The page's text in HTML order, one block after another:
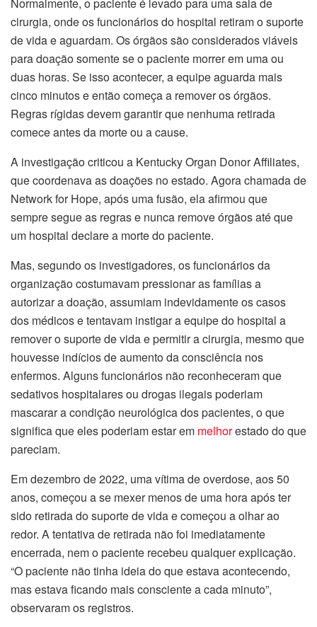
Normalmente, o paciente é levado para uma sala de
cirurgia, onde os funcionários do hospital retiram o suporte
de vida e aguardam. Os órgãos são considerados viáveis
para doação somente se o paciente morrer em uma ou
duas horas. Se isso acontecer, a equipe aguarda mais
cinco minutos e então começa a remover os órgãos.
Regras rígidas devem garantir que nenhuma retirada
comece antes da morte ou a cause.
A investigação criticou a Kentucky Organ Donor Affiliates,
que coordenava as doações no estado. Agora chamada de
Network for Hope, após uma fusão, ela afirmou que
sempre segue as regras e nunca remove órgãos até que
um hospital declare a morte do paciente.
Mas, segundo os investigadores, os funcionários da
organização costumavam pressionar as famílias a
autorizar a doação, assumiam indevidamente os casos
dos médicos e tentavam instigar a equipe do hospital a
remover o suporte de vida e permitir a cirurgia, mesmo que
houvesse indícios de aumento da consciência nos
enfermos. Alguns funcionários não reconheceram que
sedativos hospitalares ou drogas ilegais poderiam
mascarar a condição neurológica dos pacientes, o que
significa que eles poderiam estar em melhorestado do que
pareciam.
Em dezembro de 2022, uma vítima de overdose, aos 50
anos, começou a se mexer menos de uma hora após ter
sido retirada do suporte de vida e começou a olhar ao
redor. A tentativa de retirada não foi imediatamente
encerrada, nem o paciente recebeu qualquer explicação.
“O paciente não tinha ideia do que estava acontecendo,
mas estava ficando mais consciente a cada minuto”,
observaram os registros.